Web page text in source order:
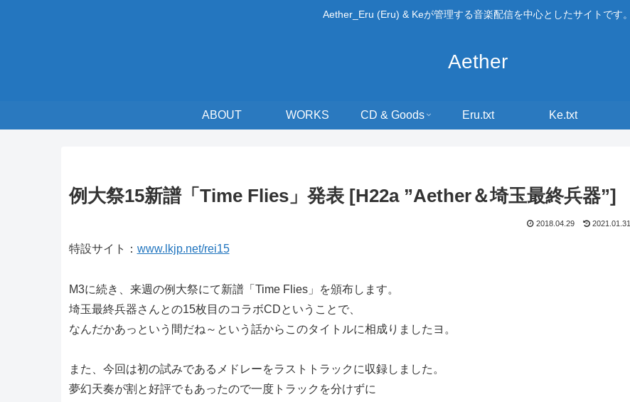
Aether_Eru (Eru) & Keが管理する音楽配信を中心としたサイトです。
Aether
ABOUT WORKS CD & Goods Eru.txt Ke.txt
例大祭15新譜「Time Flies」発表 [H22a ”Aether＆埼玉最終兵器”]
2018.04.29 2021.01.31
特設サイト： www.lkjp.net/rei15
M3に続き、来週の例大祭にて新譜「Time Flies」を頒布します。
埼玉最終兵器さんとの15枚目のコラボCDということで、
なんだかあっという間だね～という話からこのタイトルに相成りましたヨ。
また、今回は初の試みであるメドレーをラストトラックに収録しました。
夢幻天奏が割と好評でもあったので一度トラックを分けずに